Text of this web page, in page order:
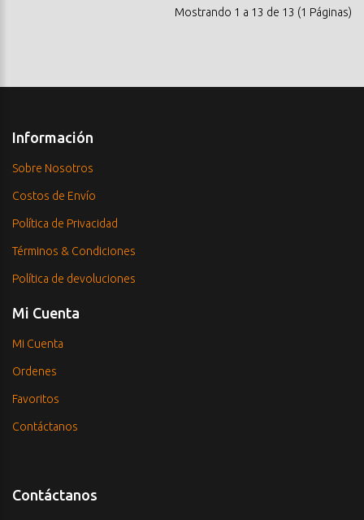
Mostrando 1 a 13 de 13 (1 Páginas)
Información
Sobre Nosotros
Costos de Envío
Política de Privacidad
Términos & Condiciones
Política de devoluciones
Mi Cuenta
Mi Cuenta
Ordenes
Favoritos
Contáctanos
Contáctanos